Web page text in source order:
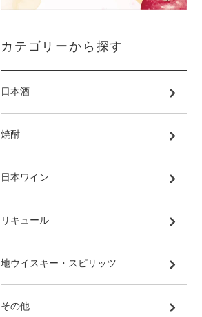
カテゴリーから探す
日本酒
焼酎
日本ワイン
リキュール
地ウイスキー・スピリッツ
その他